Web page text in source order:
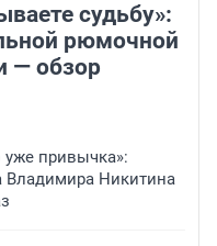
судьбу»:
рюмочной
— обзор
уже привычка»:
Владимира Никитина